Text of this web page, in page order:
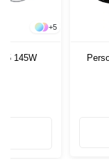
+5
145W